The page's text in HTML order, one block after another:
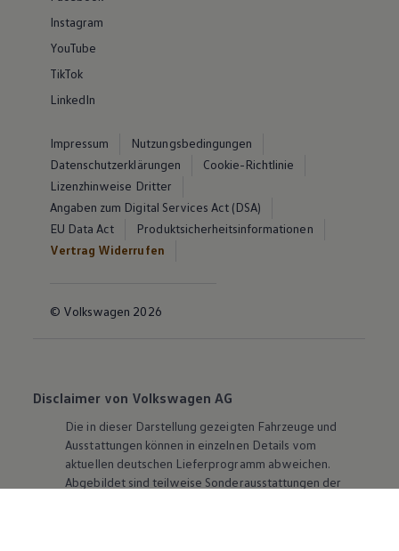
Instagram
YouTube
TikTok
LinkedIn
Impressum
Nutzungsbedingungen
Datenschutzerklärungen
Cookie-Richtlinie
Lizenzhinweise Dritter
Angaben zum Digital Services Act (DSA)
EU Data Act
Produktsicherheitsinformationen
Vertrag Widerrufen
© Volkswagen 2026
Disclaimer von Volkswagen AG
Die in dieser Darstellung gezeigten Fahrzeuge und
Ausstattungen können in einzelnen Details vom
aktuellen deutschen Lieferprogramm abweichen.
Abgebildet sind teilweise Sonderausstattungen der